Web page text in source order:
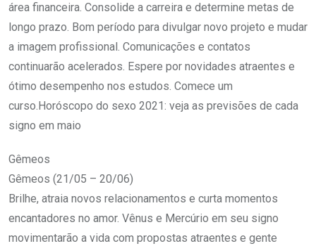
área financeira. Consolide a carreira e determine metas de
longo prazo. Bom período para divulgar novo projeto e mudar
a imagem profissional. Comunicações e contatos
continuarão acelerados. Espere por novidades atraentes e
ótimo desempenho nos estudos. Comece um
curso.Horóscopo do sexo 2021: veja as previsões de cada
signo em maio
Gêmeos
Gêmeos (21/05 – 20/06)
Brilhe, atraia novos relacionamentos e curta momentos
encantadores no amor. Vênus e Mercúrio em seu signo
movimentarão a vida com propostas atraentes e gente